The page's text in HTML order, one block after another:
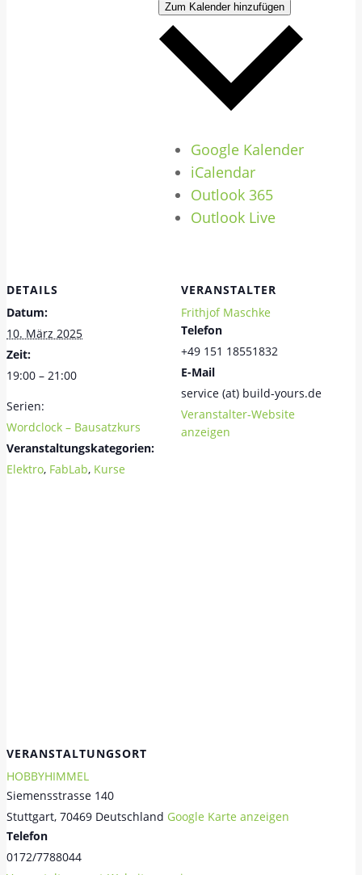
Zum Kalender hinzufügen
Google Kalender
iCalendar
Outlook 365
Outlook Live
DETAILS
Datum:
10. März 2025
Zeit:
19:00 – 21:00
Serien:
Wordclock – Bausatzkurs
Veranstaltungskategorien:
Elektro, FabLab, Kurse
VERANSTALTER
Frithjof Maschke
Telefon
+49 151 18551832
E-Mail
service (at) build-yours.de
Veranstalter-Website
anzeigen
VERANSTALTUNGSORT
HOBBYHIMMEL
Siemensstrasse 140
Stuttgart, 70469 Deutschland Google Karte anzeigen
Telefon
0172/7788044